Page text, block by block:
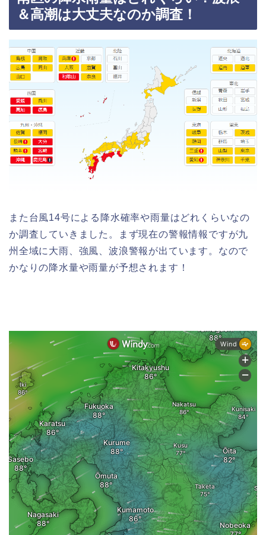
＆高潮は大丈夫なのか調査！
また台風14号による降水確率や雨量はどれくらいなの
か調査していきました。まず現在の警報情報ですが九
州全域に大雨、強風、波浪警報が出ています。なので
かなりの降水量や雨量が予想されます！